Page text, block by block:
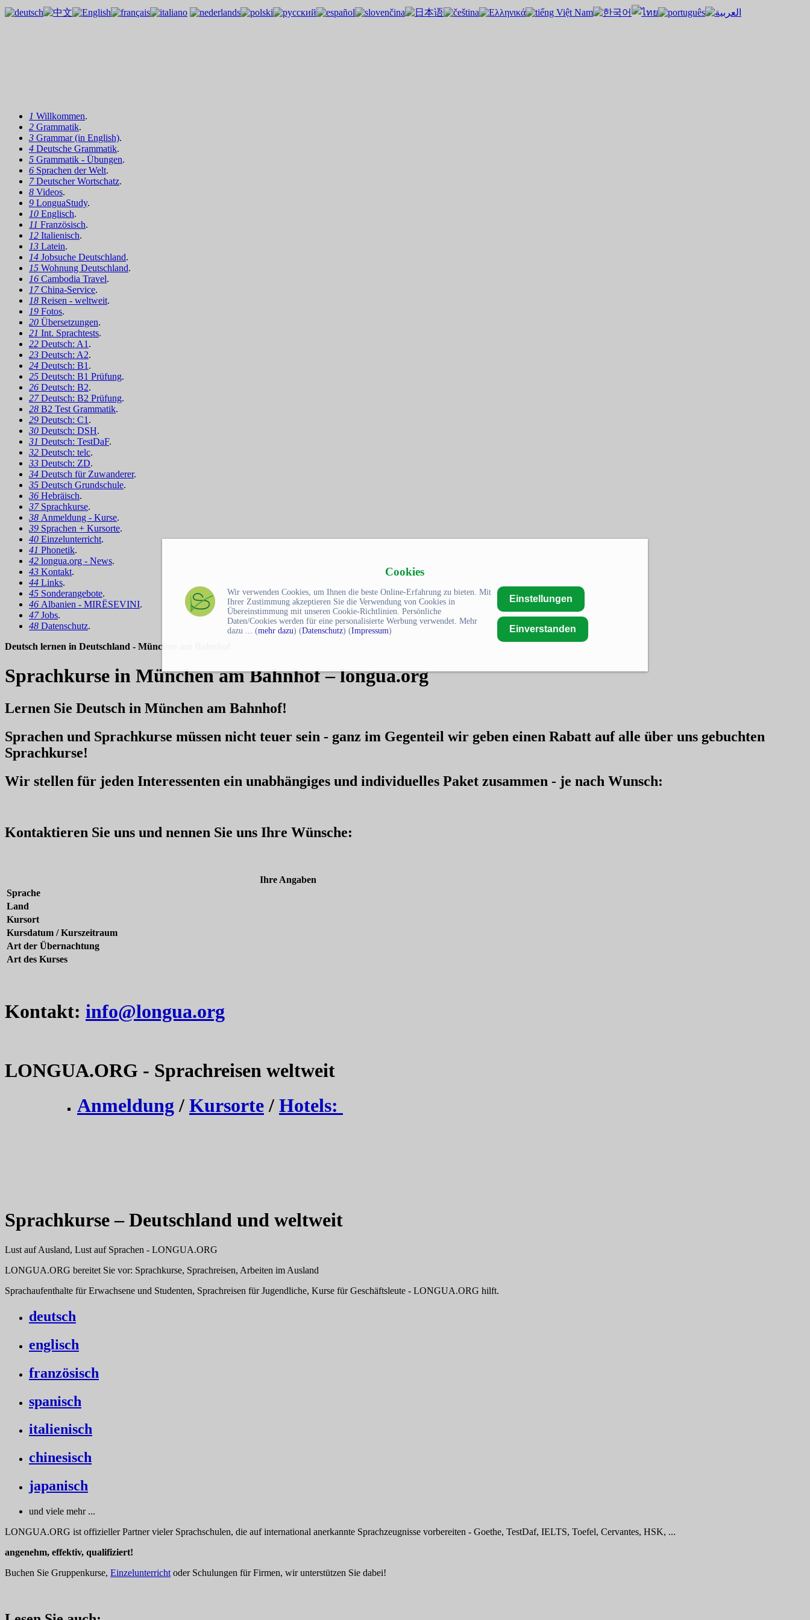
1 Willkommen.
2 Grammatik.
3 Grammar (in English).
4 Deutsche Grammatik.
5 Grammatik - Übungen.
6 Sprachen der Welt.
7Deutscher Wortschatz.
8 Videos.
9 LonguaStudy.
10 Englisch.
11 Französisch.
12 Italienisch.
13 Latein.
14 Jobsuche Deutschland.
15 Wohnung Deutschland.
16 Cambodia Travel.
17China-Service.
18 Reisen - weltweit.
19 Fotos.
20 Übersetzungen.
21 Int. Sprachtests.
22 Deutsch: A1 .
23 Deutsch: A2.
24 Deutsch: B1 .
25 Deutsch: B1 Prüfung.
26 Deutsch: B2.
27Deutsch: B2 Prüfung.
28 B2 Test Grammatik.
29 Deutsch: C1 .
30 Deutsch: DSH.
31 Deutsch: TestDaF.
32 Deutsch: telc.
33 Deutsch: ZD.
34 Deutsch für Zuwanderer.
35 Deutsch Grundschule.
36 Hebräisch.
37 Sprachkurse.
38 Anmeldung - Kurse.
39 Sprachen + Kursorte.
40 Einzelunterricht.
41 Phonetik.
42 longua.org - News.
43 Kontakt.
44 Links.
45 Sonderangebote.
46 Albanien - MIRËSEVINI.
47Jobs.
48 Datenschutz.
Cookies
Wir verwenden Cookies, um Ihnen die beste Online-Erfahrung zu bieten. Mit
Ihrer Zustimmung akzeptieren Sie die Verwendung von Cookies in
Übereinstimmung mit unseren Cookie-Richtlinien. Persönliche
Daten/Cookies werden für eine personalisierte Werbung verwendet. Mehr
dazu ... (mehr dazu) (Datenschutz) (Impressum)
Einstellungen
Einverstanden
Deutsch lernen in Deutschland - München am Bahnhof
Sprachkurse in München am Bahnhof – longua.org
Lernen Sie Deutsch in München am Bahnhof!
Sprachen und Sprachkurse müssen nicht teuer sein - ganz im Gegenteil wir geben einen Rabatt auf alle über uns gebuchten
Sprachkurse!
Wir stellen für jeden Interessenten ein unabhängiges und individuelles Paket zusammen - je nach Wunsch:
Kontaktieren Sie uns und nennen Sie uns Ihre Wünsche:
Ihre Angaben
Sprache
Land
Kursort
Kursdatum / Kurszeitraum
Art der Übernachtung
Art des Kurses
Kontakt: info@longua.org
LONGUA.ORG - Sprachreisen weltweit
Anmeldung / Kursorte / Hotels:
Sprachkurse – Deutschland und weltweit
Lust auf Ausland, Lust auf Sprachen - LONGUA.ORG
LONGUA.ORG bereitet Sie vor: Sprachkurse, Sprachreisen, Arbeiten im Ausland
Sprachaufenthalte für Erwachsene und Studenten, Sprachreisen für Jugendliche, Kurse für Geschäftsleute - LONGUA.ORG hilft.
deutsch
englisch
französisch
spanisch
italienisch
chinesisch
japanisch
und viele mehr ...
LONGUA.ORG ist offizieller Partner vieler Sprachschulen, die auf international anerkannte Sprachzeugnisse vorbereiten - Goethe, TestDaf, IELTS, Toefel, Cervantes, HSK, ...
angenehm, effektiv, qualifiziert!
Buchen Sie Gruppenkurse, Einzelunterricht oder Schulungen für Firmen, wir unterstützen Sie dabei!